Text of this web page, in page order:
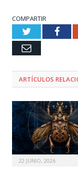
COMPARTIR
Twitter
Email
ARTÍCULOS
22 JUNIO, 2026